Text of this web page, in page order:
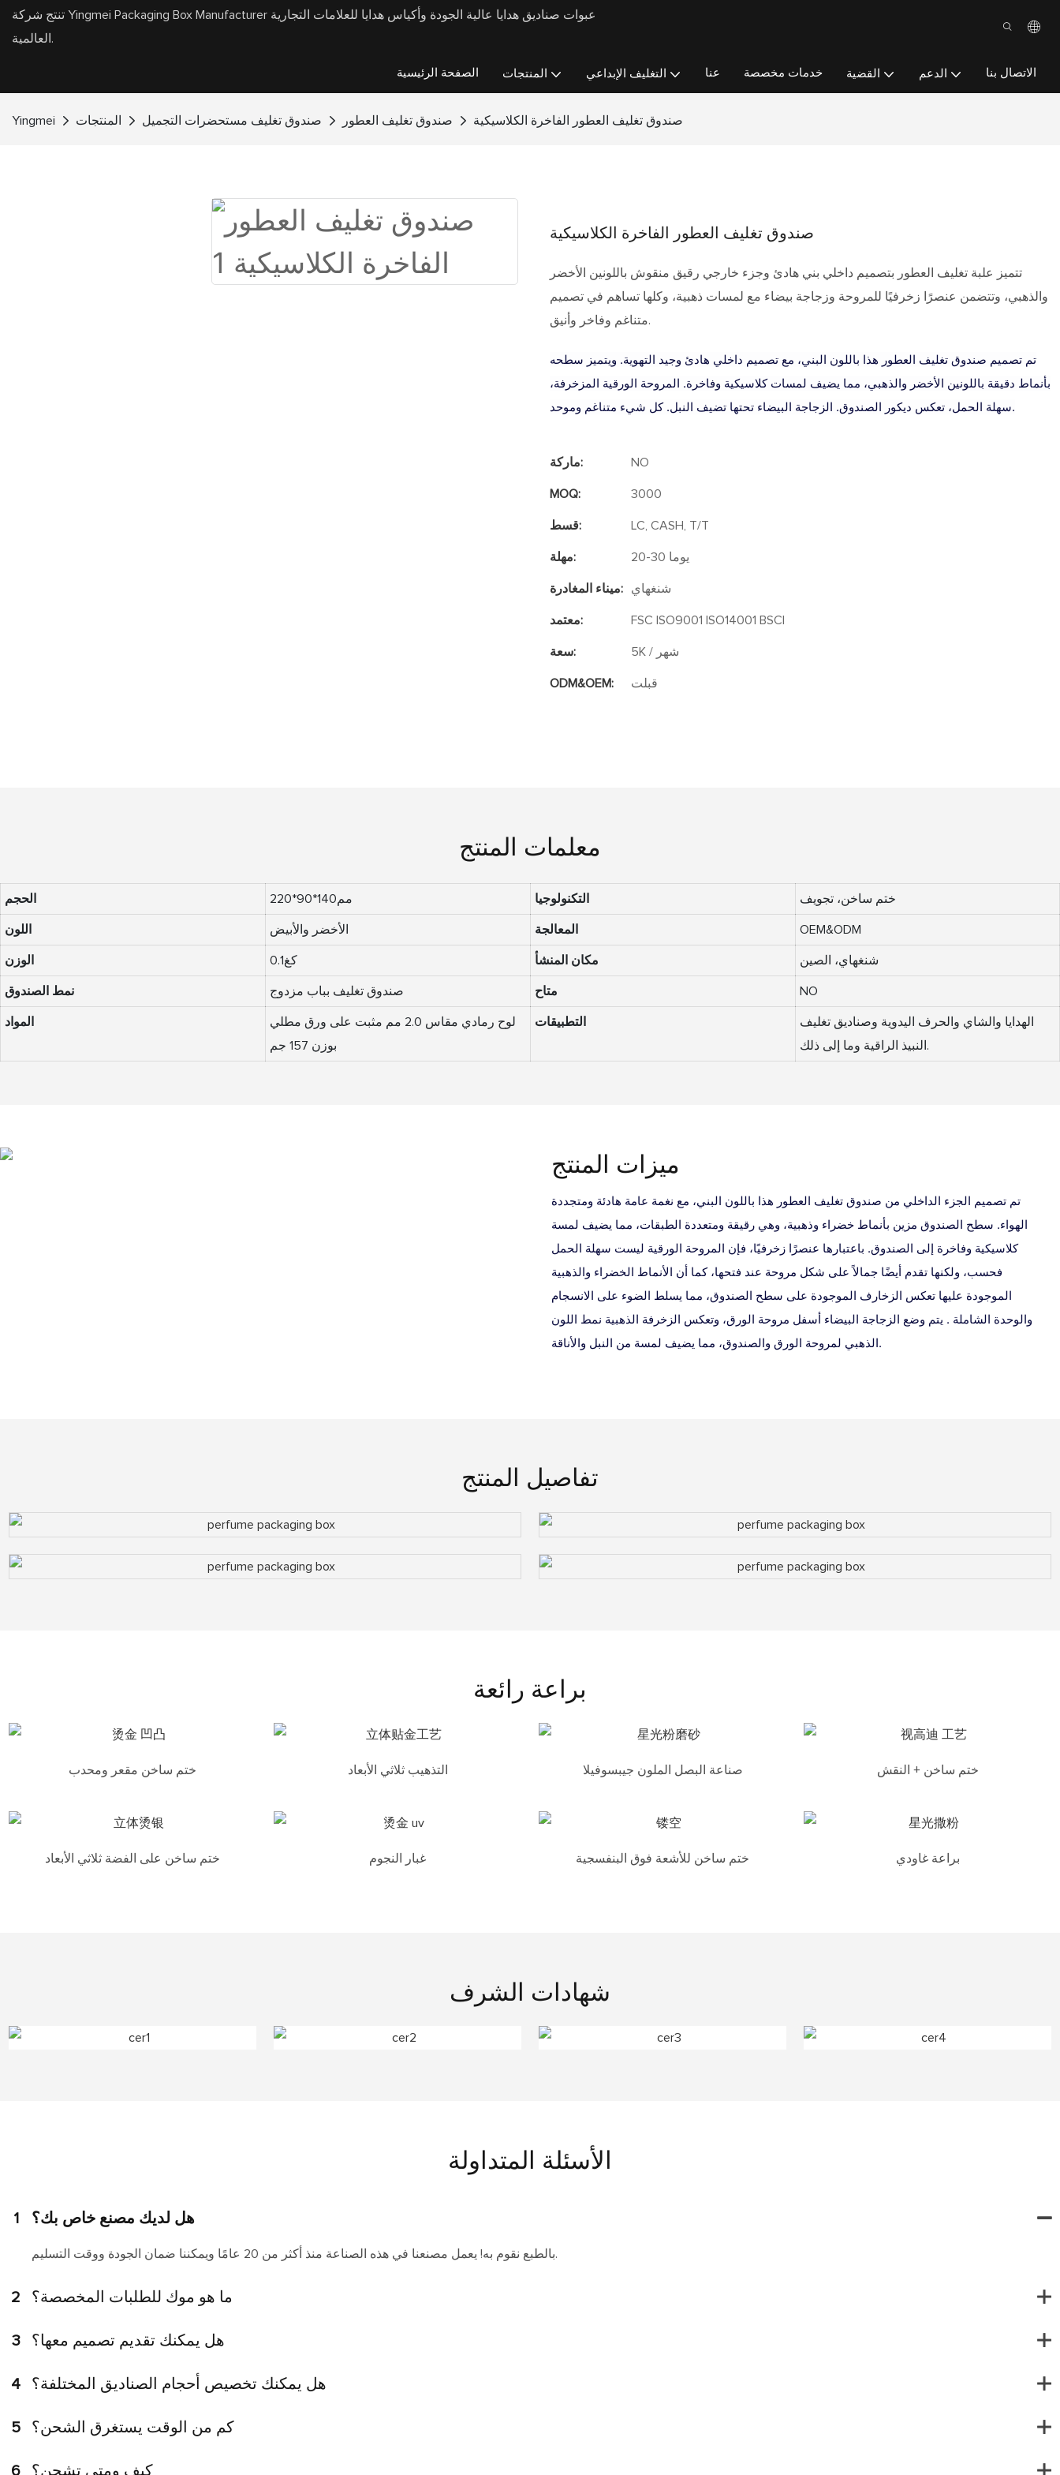
تنتج شركة Yingmei Packaging Box Manufacturer عبوات صناديق هدايا عالية الجودة وأكياس هدايا للعلامات التجارية
العالمية.
الصفحة الرئيسية المنتجات التغليف الإبداعي عنا خدمات مخصصة القضية الدعم الاتصال بنا
Yingmei المنتجات صندوق تغليف مستحضرات التجميل صندوق تغليف العطور صندوق تغليف العطور الفاخرة الكلاسيكية
صندوق تغليف العطور الفاخرة الكلاسيكية
تتميز علبة تغليف العطور بتصميم داخلي بني هادئ وجزء خارجي رقيق منقوش باللونين الأخضر
والذهبي، وتتضمن عنصرًا زخرفيًا للمروحة وزجاجة بيضاء مع لمسات ذهبية، وكلها تساهم في تصميم
متناغم وفاخر وأنيق.
تم تصميم صندوق تغليف العطور هذا باللون البني، مع تصميم داخلي هادئ وجيد التهوية. ويتميز سطحه
بأنماط دقيقة باللونين الأخضر والذهبي، مما يضيف لمسات كلاسيكية وفاخرة. المروحة الورقية المزخرفة،
سهلة الحمل، تعكس ديكور الصندوق. الزجاجة البيضاء تحتها تضيف النبل. كل شيء متناغم وموحد.
ماركة: NO
MOQ: 3000
قسط: LC, CASH, T/T
مهلة: 20-30 يوما
ميناء المغادرة: شنغهاي
معتمد: FSC ISO9001 ISO14001 BSCI
سعة: 5K / شهر
ODM&OEM: قبلت
معلمات المنتج
الحجم مم140*90*220 التكنولوجيا ختم ساخن، تجويف
اللون الأخضر والأبيض المعالجة OEM&ODM
الوزن كغ0.1 مكان المنشأ شنغهاي، الصين
نمط الصندوق صندوق تغليف بباب مزدوج متاح NO
المواد
لوح رمادي مقاس 2.0 مم مثبت على ورق مطلي
بوزن 157 جم
التطبيقات
الهدايا والشاي والحرف اليدوية وصناديق تغليف
النبيذ الراقية وما إلى ذلك.
ميزات المنتج
تم تصميم الجزء الداخلي من صندوق تغليف العطور هذا باللون البني، مع نغمة عامة هادئة ومتجددة
الهواء. سطح الصندوق مزين بأنماط خضراء وذهبية، وهي رقيقة ومتعددة الطبقات، مما يضيف لمسة
كلاسيكية وفاخرة إلى الصندوق. باعتبارها عنصرًا زخرفيًا، فإن المروحة الورقية ليست سهلة الحمل
فحسب، ولكنها تقدم أيضًا جمالاً على شكل مروحة عند فتحها، كما أن الأنماط الخضراء والذهبية
الموجودة عليها تعكس الزخارف الموجودة على سطح الصندوق، مما يسلط الضوء على الانسجام
والوحدة الشاملة . يتم وضع الزجاجة البيضاء أسفل مروحة الورق، وتعكس الزخرفة الذهبية نمط اللون
الذهبي لمروحة الورق والصندوق، مما يضيف لمسة من النبل والأناقة.
تفاصيل المنتج
براعة رائعة
ختم ساخن مقعر ومحدب التذهيب ثلاثي الأبعاد صناعة البصل الملون جيبسوفيلا ختم ساخن + النقش
ختم ساخن على الفضة ثلاثي الأبعاد غبار النجوم ختم ساخن للأشعة فوق البنفسجية براعة غاودي
شهادات الشرف
الأسئلة المتداولة
1 هل لديك مصنع خاص بك؟
بالطبع نقوم به! يعمل مصنعنا في هذه الصناعة منذ أكثر من 20 عامًا ويمكننا ضمان الجودة ووقت التسليم.
2 ما هو موك للطلبات المخصصة؟
3 هل يمكنك تقديم تصميم معها؟
4 هل يمكنك تخصيص أحجام الصناديق المختلفة؟
5 كم من الوقت يستغرق الشحن؟
6 كيف ومتى تشحن؟